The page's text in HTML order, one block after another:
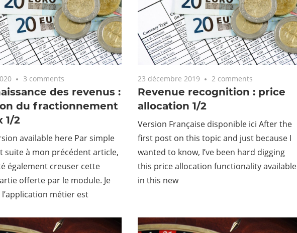
3 comments
des revenus :
du fractionnement
1/2
available here Par simple
suite à mon précédent article,
également creuser cette
offerte par le module. Je
métier est
23 décembre 2019 2 comments
Revenue recognition : price
allocation 1/2
Version Française disponible ici After the
first post on this topic and just because I
wanted to know, I’ve been hard digging
this price allocation functionality available
in this new